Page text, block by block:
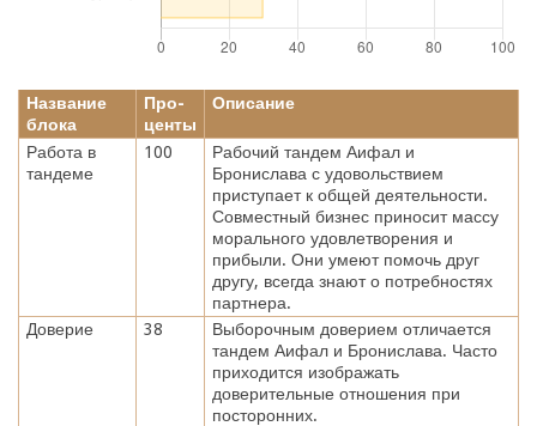
Название
блока
Про-
центы
Описание
Работа в
тандеме
100
Рабочий тандем Аифал и
Бронислава с удовольствием
приступает к общей деятельности.
Совместный бизнес приносит массу
морального удовлетворения и
прибыли. Они умеют помочь друг
другу, всегда знают о потребностях
партнера.
Доверие
38
Выборочным доверием отличается
тандем Аифал и Бронислава. Часто
приходится изображать
доверительные отношения при
посторонних.